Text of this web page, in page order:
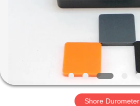
PRODUCTEN
ONGEVEER
FABRIEKSREIS
Shore Durometer